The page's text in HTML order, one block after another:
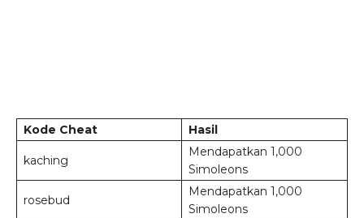
Kode Cheat Hasil
kaching
Mendapatkan 1,000
Simoleons
rosebud
Mendapatkan 1,000
Simoleons